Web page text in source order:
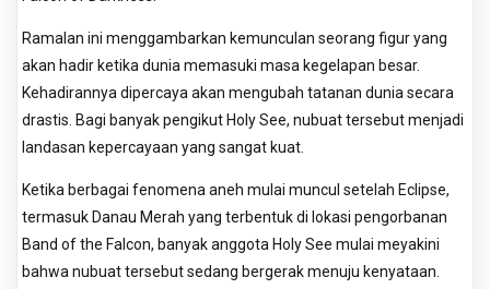
Ramalan ini menggambarkan kemunculan seorang figur yang
akan hadir ketika dunia memasuki masa kegelapan besar.
Kehadirannya dipercaya akan mengubah tatanan dunia secara
drastis. Bagi banyak pengikut Holy See, nubuat tersebut menjadi
landasan kepercayaan yang sangat kuat.
Ketika berbagai fenomena aneh mulai muncul setelah Eclipse,
termasuk Danau Merah yang terbentuk di lokasi pengorbanan
Band of the Falcon, banyak anggota Holy See mulai meyakini
bahwa nubuat tersebut sedang bergerak menuju kenyataan.